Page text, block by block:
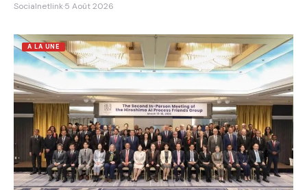
Socialnetlink·5 Août 2026
A LA UNE